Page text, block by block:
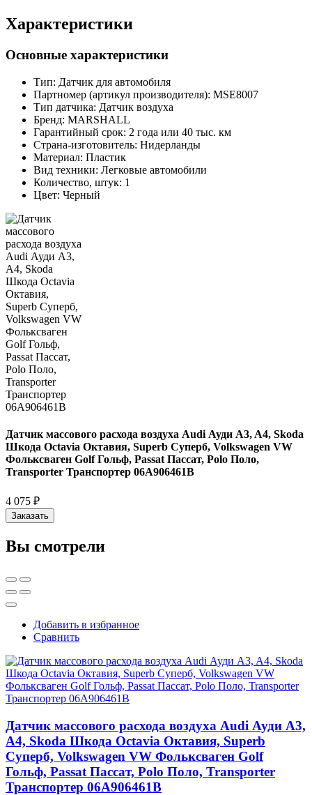
Характеристики
Основные характеристики
Тип: Датчик для автомобиля
Партномер (артикул производителя): MSE8007
Тип датчика: Датчик воздуха
Бренд: MARSHALL
Гарантийный срок: 2 года или 40 тыс. км
Страна-изготовитель: Нидерланды
Материал: Пластик
Вид техники: Легковые автомобили
Количество, штук: 1
Цвет: Черный
Датчик массового расхода воздуха Audi Ауди A3, A4, Skoda
Шкода Octavia Октавия, Superb Суперб, Volkswagen VW
Фольксваген Golf Гольф, Passat Пассат, Polo Поло,
Transporter Транспортер 06A906461B
4 075 ₽
Заказать
Вы смотрели
Добавить в избранное
Сравнить
Датчик массового расхода воздуха Audi Ауди A3,
A4, Skoda Шкода Octavia Октавия, Superb
Суперб, Volkswagen VW Фольксваген Golf
Гольф, Passat Пассат, Polo Поло, Transporter
Транспортер 06A906461B